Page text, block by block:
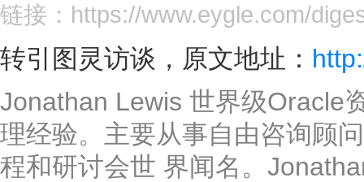
链接： https://www.eygle.com/
转引图灵访谈，原文地址：
Jonathan Lewis 世界级Oracle
理经验。主要从事自由咨询顾
程和研讨会世 界闻名。